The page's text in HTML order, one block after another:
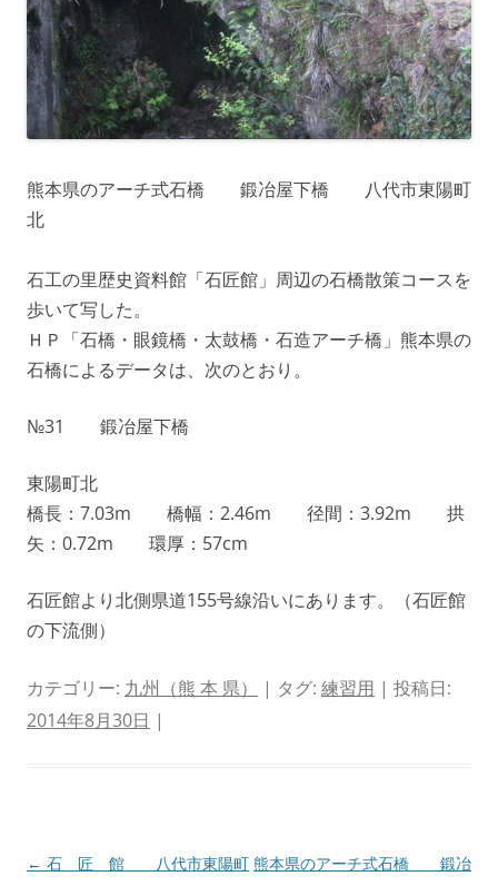
熊本県のアーチ式石橋 鍛冶屋下橋 八代市東陽町
北
石工の里歴史資料館「石匠館」周辺の石橋散策コースを
歩いて写した。
ＨＰ「石橋・眼鏡橋・太鼓橋・石造アーチ橋」熊本県の
石橋によるデータは、次のとおり。
№31 鍛冶屋下橋
東陽町北
橋長：7.03m 橋幅：2.46m 径間：3.92m 拱
矢：0.72m 環厚：57cm
石匠館より北側県道155号線沿いにあります。（石匠館
の下流側）
カテゴリー: 九州（熊 本 県） | タグ: 練習用 | 投稿日:
2014年8月30日 |
投
← 石 匠 館 八代市東陽町 熊本県のアーチ式石橋 鍛冶